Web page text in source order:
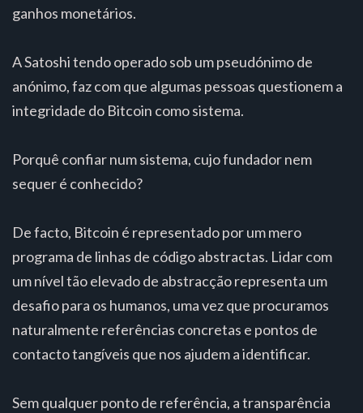
ganhos monetários.
A Satoshi tendo operado sob um pseudónimo de
anónimo, faz com que algumas pessoas questionem a
integridade do Bitcoin como sistema.
Porquê confiar num sistema, cujo fundador nem
sequer é conhecido?
De facto, Bitcoin é representado por um mero
programa de linhas de código abstractas. Lidar com
um nível tão elevado de abstracção representa um
desafio para os humanos, uma vez que procuramos
naturalmente referências concretas e pontos de
contacto tangíveis que nos ajudem a identificar.
Sem qualquer ponto de referência, a transparência